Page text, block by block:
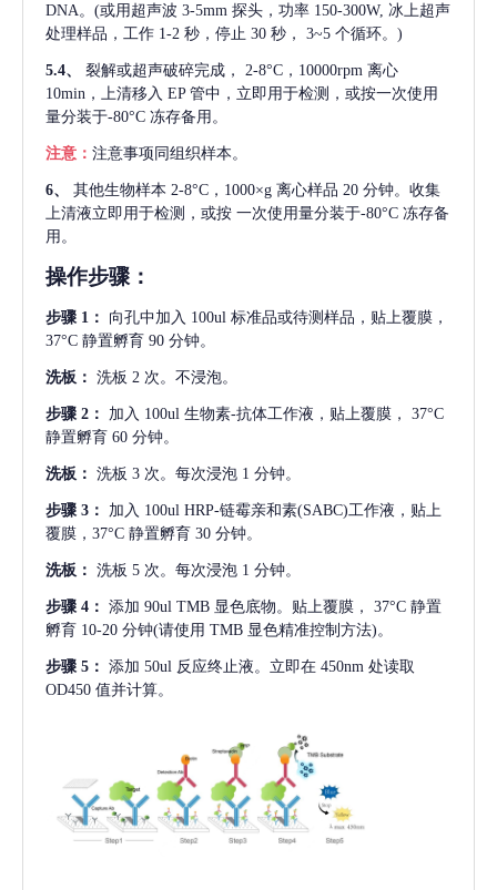
DNA。(或用超声波 3-5mm 探头，功率 150-300W, 冰上超声
处理样品，工作 1-2 秒，停止 30 秒， 3~5 个循环。)
5.4、 裂解或超声破碎完成，
2-8°C，10000rpm 离心
10min，上清移入 EP 管中，立即用于检测，或按一次使用
量分装于-80°C 冻存备用。
注意： 注意事项同组织样本。
6、 其他生物样本 2-8°C，1000×g 离心样品 20 分钟。收集
上清液立即用于检测，或按 一次使用量分装于-80°C 冻存备
用。
操作步骤：
步骤 1： 向孔中加入 100ul 标准品或待测样品，贴上覆膜，
37°C 静置孵育 90 分钟。
洗板： 洗板 2 次。不浸泡。
步骤 2： 加入 100ul 生物素-抗体工作液，贴上覆膜， 37°C
静置孵育 60 分钟。
洗板： 洗板 3 次。每次浸泡 1 分钟。
步骤 3： 加入 100ul HRP-链霉亲和素(SABC)工作液，贴上
覆膜，37°C 静置孵育 30 分钟。
洗板： 洗板 5 次。每次浸泡 1 分钟。
步骤 4： 添加 90ul TMB 显色底物。贴上覆膜， 37°C 静置
孵育 10-20 分钟(请使用 TMB 显色精准控制方法)。
步骤 5： 添加 50ul 反应终止液。立即在 450nm 处读取
OD450 值并计算。